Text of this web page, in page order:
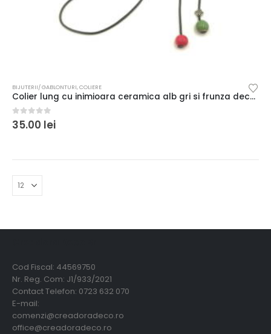
BIJUTERII/ GABLONTURI,COLIERE
Colier lung cu inimioara ceramica alb gri si frunza decorativa
0out of 5
35.00 lei
Cod Fiscal: 44569750
Nr. Reg. Com: J1/933/2021
Contact Telefon: 0723 632 070
E-mail:
comenzi@creadoradeco.ro
office@creadoradeco.ro